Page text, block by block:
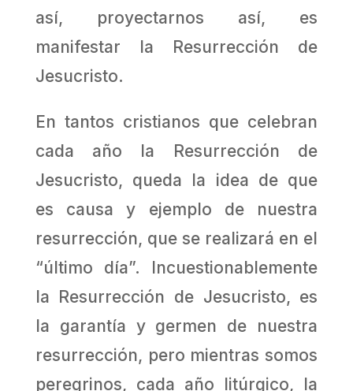
así, proyectarnos así, es
manifestar la Resurrección de
Jesucristo.
En tantos cristianos que celebran
cada año la Resurrección de
Jesucristo, queda la idea de que
es causa y ejemplo de nuestra
resurrección, que se realizará en el
“último día”. Incuestionablemente
la Resurrección de Jesucristo, es
la garantía y germen de nuestra
resurrección, pero mientras somos
peregrinos, cada año litúrgico, la